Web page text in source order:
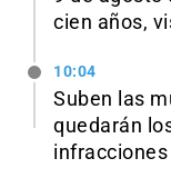
cien años,
10:04
Suben las
quedarán